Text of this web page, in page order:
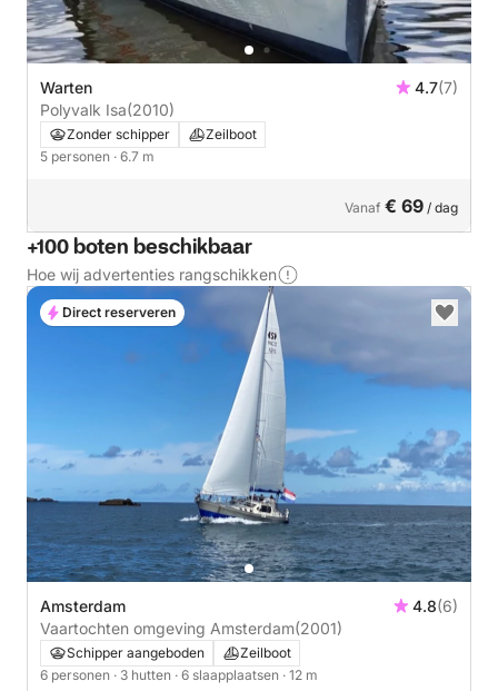
Warten 4.7(7)
Polyvalk Isa(2010)
Zonder schipper
Zeilboot
5 personen · 6.7 m
Vanaf € 69 / dag
+100 boten beschikbaar
Hoe wij advertenties rangschikken
Amsterdam 4.8(6)
Vaartochten omgeving Amsterdam(2001)
Schipper aangeboden
Zeilboot
6 personen · 3 hutten · 6 slaapplaatsen · 12 m
Direct reserveren